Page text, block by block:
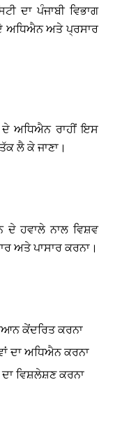
ਦਾ ਪੰਜਾਬੀ ਵਿਭਾਗ
ਅਧਿਐਨ ਅਤੇ ਪ੍ਰਸਾਰ
ਦੇ ਅਧਿਐਨ ਰਾਹੀਂ ਇਸ
ਲੈ ਕੇ ਜਾਣਾ।
ਦੇ ਹਵਾਲੇ ਨਾਲ ਵਿਸ਼ਵ
ਅਤੇ ਪਾਸਾਰ ਕਰਨਾ।
ਕੇਂਦਰਿਤ ਕਰਨਾ
ਦਾ ਅਧਿਐਨ ਕਰਨਾ
ਵਿਸ਼ਲੇਸ਼ਣ ਕਰਨਾ